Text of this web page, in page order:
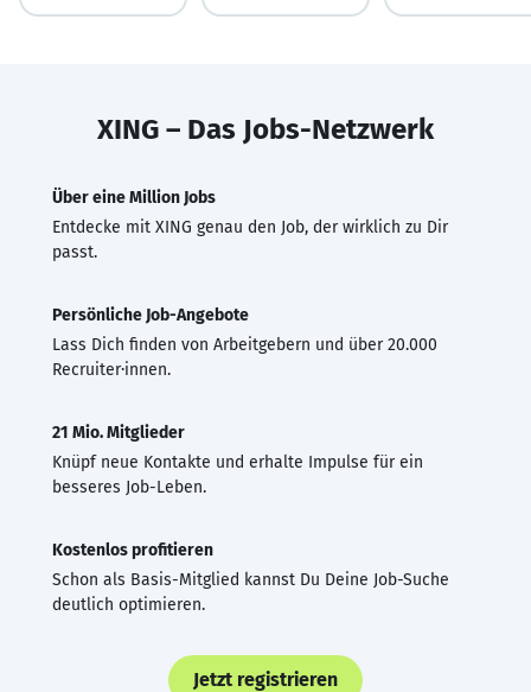
XING – Das Jobs-Netzwerk
Über eine Million Jobs
Entdecke mit XING genau den Job, der wirklich zu Dir
passt.
Persönliche Job-Angebote
Lass Dich finden von Arbeitgebern und über 20.000
Recruiter·innen.
21 Mio. Mitglieder
Knüpf neue Kontakte und erhalte Impulse für ein
besseres Job-Leben.
Kostenlos profitieren
Schon als Basis-Mitglied kannst Du Deine Job-Suche
deutlich optimieren.
Jetzt registrieren